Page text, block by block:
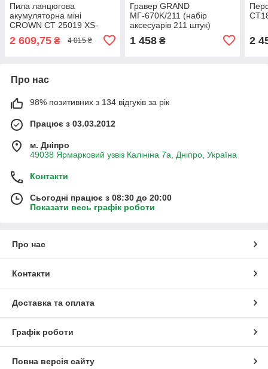
Пила ланцюгова
акумуляторна міні
CROWN CT 25019 XS-
2BMC (щіткова, 2 АКБ 20
В/2 Ач та зарядне)
2 609,75 ₴ 4 015 ₴
Гравер GRAND
МГ-670K/211 (набір
аксесуарів 211 штук)
1 458₴ 2
Про нас
98% позитивних з 134 відгуків за рік
Працює з 03.03.2012
м. Дніпро
49038 Ярмарковий узвіз Калініна 7а, Дніпро, Україна
Контакти
Сьогодні працює з 08:30 до 20:00
Показати весь графік роботи
Про нас
Контакти
Доставка та оплата
Графік роботи
Повна версія сайту